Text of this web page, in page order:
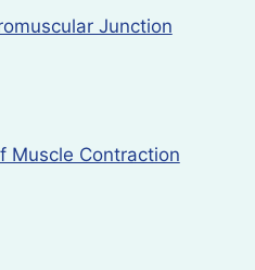
Junction
Muscle Contraction